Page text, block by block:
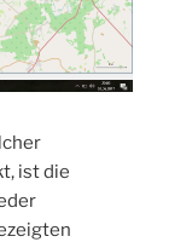
ist die